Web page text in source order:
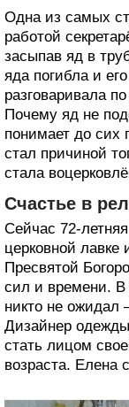
Одна из самых
работой
засыпав яд в
яда погибла и
разговаривала
Почему яд не
понимает до сих
стал причиной
стала
Счастье в
Сейчас 72-
церковной лавке
Пресвятой
сил и времени. В
никто не
Дизайнер
стать лицом
возраста. Елена